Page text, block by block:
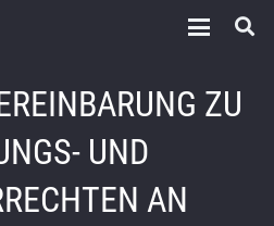
ZU
UND
AN